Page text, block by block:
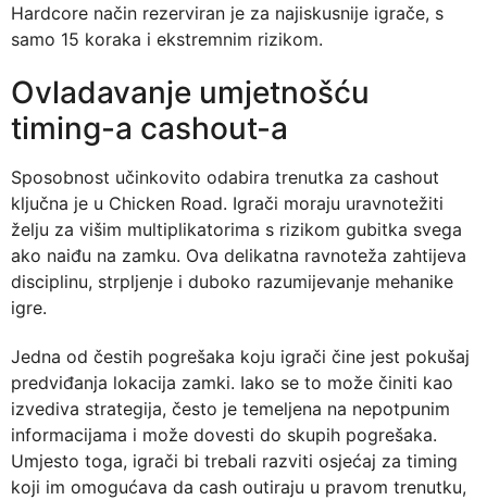
Hardcore način rezerviran je za najiskusnije igrače, s
samo 15 koraka i ekstremnim rizikom.
Ovladavanje umjetnošću
timing-a cashout-a
Sposobnost učinkovito odabira trenutka za cashout
ključna je u Chicken Road. Igrači moraju uravnotežiti
želju za višim multiplikatorima s rizikom gubitka svega
ako naiđu na zamku. Ova delikatna ravnoteža zahtijeva
disciplinu, strpljenje i duboko razumijevanje mehanike
igre.
Jedna od čestih pogrešaka koju igrači čine jest pokušaj
predviđanja lokacija zamki. Iako se to može činiti kao
izvediva strategija, često je temeljena na nepotpunim
informacijama i može dovesti do skupih pogrešaka.
Umjesto toga, igrači bi trebali razviti osjećaj za timing
koji im omogućava da cash outiraju u pravom trenutku,